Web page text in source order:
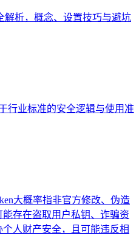
解析，概念、设置技巧与避坑
行业标准的安全逻辑与使用准
大概率指非官方修改、伪造
存在盗取用户私钥、诈骗资
人财产安全，且可能违反相